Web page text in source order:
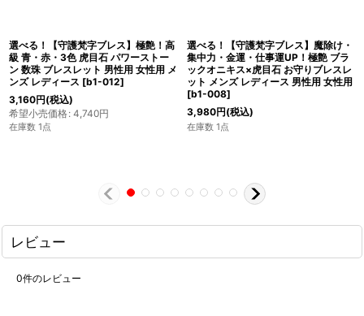
選べる！【守護梵字ブレス】極艶！高
級 青・赤・3色 虎目石 パワーストー
ン 数珠 ブレスレット 男性用 女性用 メ
ンズ レディース [b1-012]
3,160円(税込)
希望小売価格: 4,740円
在庫数 1点
選べる！【守護梵字ブレス】魔除け・
集中力・金運・仕事運UP！極艶 ブラ
ックオニキス×虎目石 お守りブレスレ
ット メンズ レディース 男性用 女性用
[b1-008]
3,980円(税込)
在庫数 1点
レビュー
0件のレビュー